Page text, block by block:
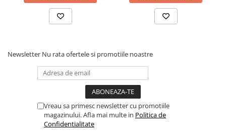
Newsletter Nu rata ofertele si promotiile noastre
Vreau sa primesc newsletter cu promotiile
magazinului. Afla mai multe in Politica de
Confidentialitate